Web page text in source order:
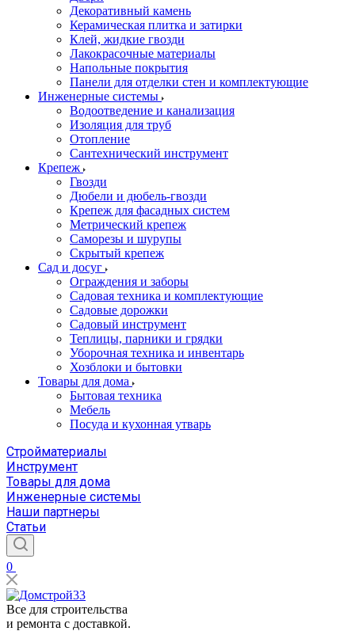
Декоративный камень
Керамическая плитка и затирки
Клей, жидкие гвозди
Лакокрасочные материалы
Напольные покрытия
Панели для отделки стен и комплектующие
Инженерные системы
Водоотведение и канализация
Изоляция для труб
Отопление
Сантехнический инструмент
Крепеж
Гвозди
Дюбели и дюбель-гвозди
Крепеж для фасадных систем
Метрический крепеж
Саморезы и шурупы
Скрытый крепеж
Сад и досуг
Ограждения и заборы
Садовая техника и комплектующие
Садовые дорожки
Садовый инструмент
Теплицы, парники и грядки
Уборочная техника и инвентарь
Хозблоки и бытовки
Товары для дома
Бытовая техника
Мебель
Посуда и кухонная утварь
Стройматериалы
Инструмент
Товары для дома
Инженерные системы
Наши партнеры
Статьи
0
Все для строительства
и ремонта с доставкой.